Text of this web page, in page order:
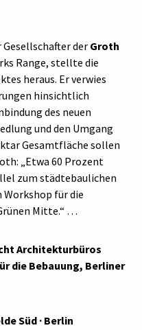
der Groth
Range, stellte die
heraus. Er verwies
hinsichtlich
des neuen
und den Umgang
Gesamtfläche sollen
„Etwa 60 Prozent
zum städtebaulichen
für die
Mitte.“ …
Architekturbüros
die Bebauung, Berliner
Süd · Berlin